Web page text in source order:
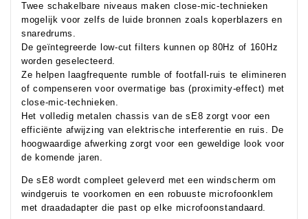
Twee schakelbare niveaus maken close-mic-technieken
mogelijk voor zelfs de luide bronnen zoals koperblazers en
snaredrums.
De geïntegreerde low-cut filters kunnen op 80Hz of 160Hz
worden geselecteerd.
Ze helpen laagfrequente rumble of footfall-ruis te elimineren
of compenseren voor overmatige bas (proximity-effect) met
close-mic-technieken.
Het volledig metalen chassis van de sE8 zorgt voor een
efficiënte afwijzing van elektrische interferentie en ruis. De
hoogwaardige afwerking zorgt voor een geweldige look voor
de komende jaren.
De sE8 wordt compleet geleverd met een windscherm om
windgeruis te voorkomen en een robuuste microfoonklem
met draadadapter die past op elke microfoonstandaard.